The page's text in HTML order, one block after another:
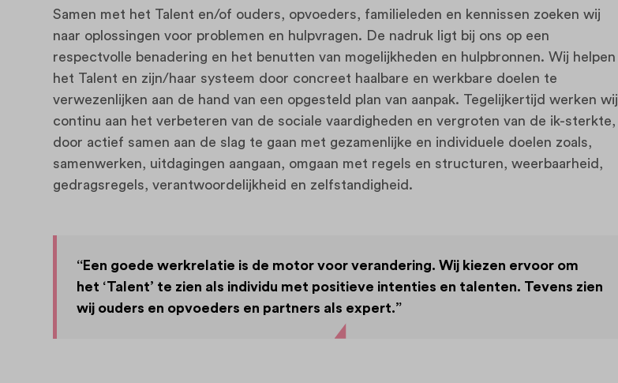
Samen met het Talent en/of ouders, opvoeders, familieleden en kennissen zoeken wij
naar oplossingen voor problemen en hulpvragen. De nadruk ligt bij ons op een
respectvolle benadering en het benutten van mogelijkheden en hulpbronnen. Wij helpen
het Talent en zijn/haar systeem door concreet haalbare en werkbare doelen te
verwezenlijken aan de hand van een opgesteld plan van aanpak. Tegelijkertijd werken wij
continu aan het verbeteren van de sociale vaardigheden en vergroten van de ik-sterkte,
door actief samen aan de slag te gaan met gezamenlijke en individuele doelen zoals,
samenwerken, uitdagingen aangaan, omgaan met regels en structuren, weerbaarheid,
gedragsregels, verantwoordelijkheid en zelfstandigheid.
“Een goede werkrelatie is de motor voor verandering. Wij kiezen ervoor om
het ‘Talent’ te zien als individu met positieve intenties en talenten. Tevens zien
wij ouders en opvoeders en partners als expert.”